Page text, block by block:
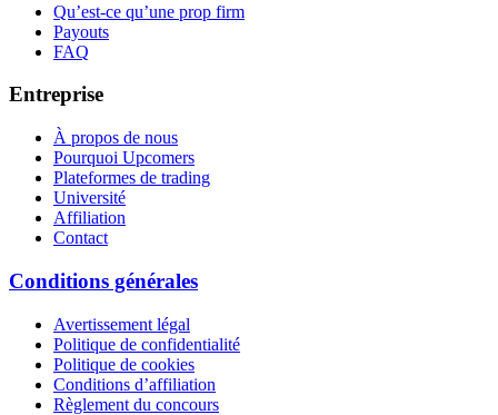
Qu’est-ce qu’une prop firm
Payouts
FAQ
Entreprise
À propos de nous
Pourquoi Upcomers
Plateformes de trading
Université
Affiliation
Contact
Conditions générales
Avertissement légal
Politique de confidentialité
Politique de cookies
Conditions d’affiliation
Règlement du concours